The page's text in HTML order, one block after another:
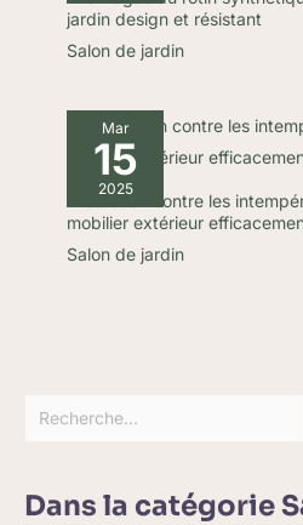
jardin design et résistant
Salon de jardin
Mar
15
2025
Protection contre les
mobilier extérieur
Salon de jardin
Dans la catégorie